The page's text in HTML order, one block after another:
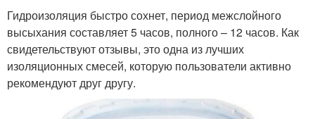
Гидроизоляция быстро сохнет, период межслойного
высыхания составляет 5 часов, полного – 12 часов. Как
свидетельствуют отзывы, это одна из лучших
изоляционных смесей, которую пользователи активно
рекомендуют друг другу.